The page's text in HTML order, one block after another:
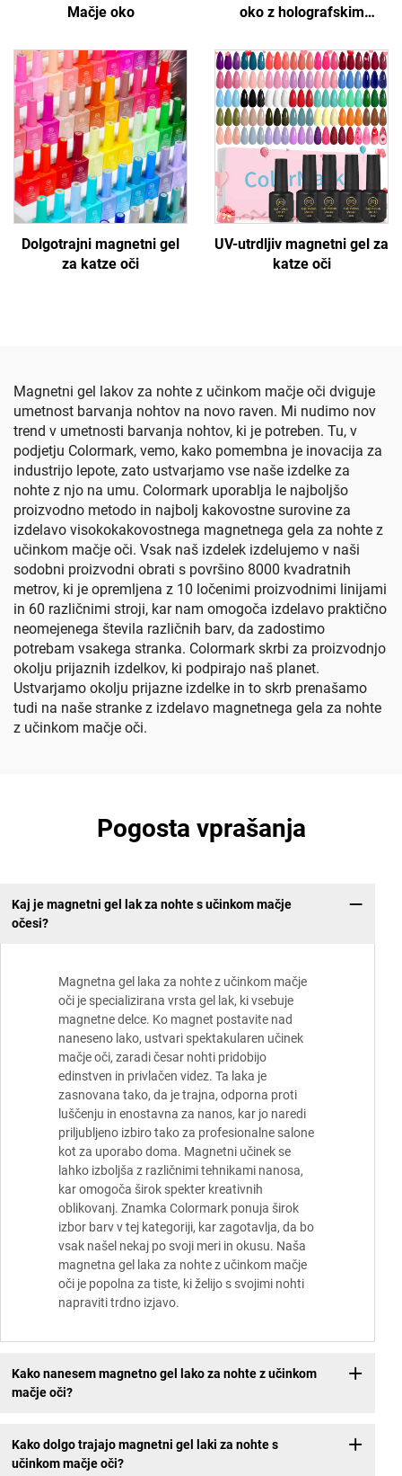
Mačje oko
oko z holografskim
Dolgotrajni magnetni gel
za katze oči
UV-utrdljiv magnetni gel za
katze oči
Magnetni gel lakov za nohte z učinkom mačje oči dviguje
umetnost barvanja nohtov na novo raven. Mi nudimo nov
trend v umetnosti barvanja nohtov, ki je potreben. Tu, v
podjetju Colormark, vemo, kako pomembna je inovacija za
industrijo lepote, zato ustvarjamo vse naše izdelke za
nohte z njo na umu. Colormark uporablja le najboljšo
proizvodno metodo in najbolj kakovostne surovine za
izdelavo visokokakovostnega magnetnega gela za nohte z
učinkom mačje oči. Vsak naš izdelek izdelujemo v naši
sodobni proizvodni obrati s površino 8000 kvadratnih
metrov, ki je opremljena z 10 ločenimi proizvodnimi linijami
in 60 različnimi stroji, kar nam omogoča izdelavo praktično
neomejenega števila različnih barv, da zadostimo
potrebam vsakega stranka. Colormark skrbi za proizvodnjo
okolju prijaznih izdelkov, ki podpirajo naš planet.
Ustvarjamo okolju prijazne izdelke in to skrb prenašamo
tudi na naše stranke z izdelavo magnetnega gela za nohte
z učinkom mačje oči.
Pogosta vprašanja
Kaj je magnetni gel lak za nohte s učinkom mačje
očesi?
Magnetna gel laka za nohte z učinkom mačje
oči je specializirana vrsta gel lak, ki vsebuje
magnetne delce. Ko magnet postavite nad
naneseno lako, ustvari spektakularen učinek
mačje oči, zaradi česar nohti pridobijo
edinstven in privlačen videz. Ta laka je
zasnovana tako, da je trajna, odporna proti
luščenju in enostavna za nanos, kar jo naredi
priljubljeno izbiro tako za profesionalne salone
kot za uporabo doma. Magnetni učinek se
lahko izboljša z različnimi tehnikami nanosa,
kar omogoča širok spekter kreativnih
oblikovanj. Znamka Colormark ponuja širok
izbor barv v tej kategoriji, kar zagotavlja, da bo
vsak našel nekaj po svoji meri in okusu. Naša
magnetna gel laka za nohte z učinkom mačje
oči je popolna za tiste, ki želijo s svojimi nohti
napraviti trdno izjavo.
Kako nanesem magnetno gel lako za nohte z učinkom
mačje oči?
Kako dolgo trajajo magnetni gel laki za nohte s
učinkom mačje oči?